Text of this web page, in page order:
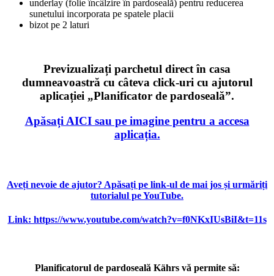
underlay (folie încâlzire în pardoseală) pentru reducerea
sunetului incorporata pe spatele placii
bizot pe 2 laturi
Previzualizați parchetul direct în casa
dumneavoastră cu câteva click-uri cu ajutorul
aplicației „Planificator de pardoseală”.
Apăsați AICI sau pe imagine pentru a accesa
aplicația.
Aveți nevoie de ajutor? Apăsați pe link-ul de mai jos și urmăriți
tutorialul pe YouTube.
Link: https://www.youtube.com/watch?v=f0NKxIUsBiI&t=11s
Planificatorul de pardoseală Kährs vă permite să: